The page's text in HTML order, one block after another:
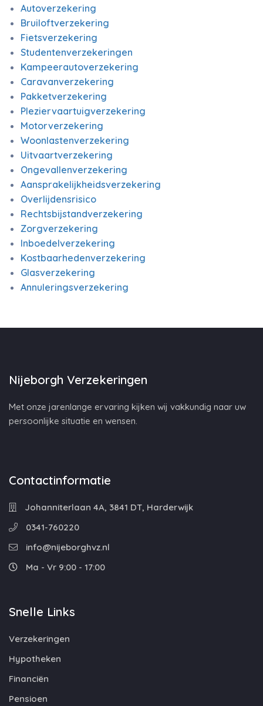
Autoverzekering
Bruiloftverzekering
Fietsverzekering
Studentenverzekeringen
Kampeerautoverzekering
Caravanverzekering
Pakketverzekering
Pleziervaartuigverzekering
Motorverzekering
Woonlastenverzekering
Uitvaartverzekering
Ongevallenverzekering
Aansprakelijkheidsverzekering
Overlijdensrisico
Rechtsbijstandverzekering
Zorgverzekering
Inboedelverzekering
Kostbaarhedenverzekering
Glasverzekering
Annuleringsverzekering
Nijeborgh Verzekeringen
Met onze jarenlange ervaring kijken wij vakkundig naar uw
persoonlijke situatie en wensen.
Contactinformatie
Johanniterlaan 4A, 3841 DT, Harderwijk
0341-760220
info@nijeborghvz.nl
Ma - Vr 9:00 - 17:00
Snelle Links
Verzekeringen
Hypotheken
Financiën
Pensioen